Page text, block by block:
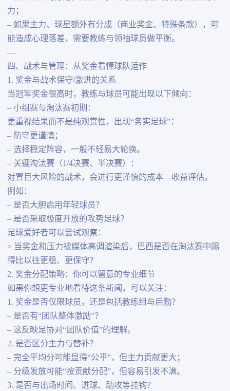
力；
– 如果主力、球星额外有分成（商业奖金、特殊条款），可
能造成心理落差，需要教练与领袖球员做平衡。
—
四、战术与管理：从奖金看懂球队运作
1. 奖金与战术保守/激进的关系
当冠军奖金很高时，教练与球员可能出现以下倾向：
– 小组赛与淘汰赛初期：
更重视结果而不是纯观赏性，出现“务实足球”：
– 防守更谨慎；
– 选择稳定阵容，一般不轻易大轮换。
– 关键淘汰赛（1/4决赛、半决赛）：
对冒巨大风险的战术，会进行更谨慎的成本—收益评估。
例如：
– 是否大胆启用年轻球员？
– 是否采取极度开放的攻势足球？
足球爱好者可以尝试观察：
> 当奖金和压力被媒体高调渲染后，巴西是否在淘汰赛中踢
得比以往更稳、更保守？
2. 奖金分配策略：你可以留意的专业细节
如果你想更专业地看待这条新闻，可以关注：
1. 奖金是否仅限球员，还是包括教练组与后勤？
– 是否有“团队整体激励”？
– 这反映足协对“团队价值”的理解。
2. 是否区分主力与替补？
– 完全平均分可能显得“公平”，但主力贡献更大；
– 分级发放可能“按贡献分配”，但容易引发不满。
3. 是否与出场时间、进球、助攻等挂钩？